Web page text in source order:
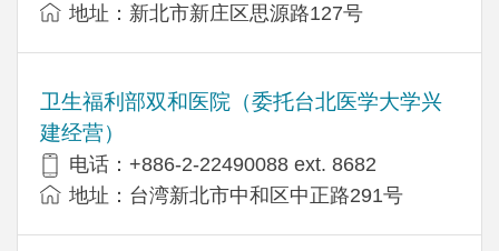
地址：新北市新庄区思源路127号
卫生福利部双和医院（委托台北医学大学兴
建经营）
电话：+​886-2-22490088 ext. 8682
地址：台湾新北市中和区中正路291号